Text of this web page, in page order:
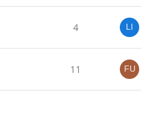
4
11